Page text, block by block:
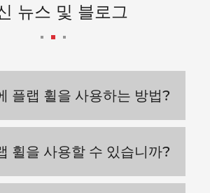
뉴스 및 블로그
플랩 휠을 사용하는 방법?
휠을 사용할 수 있습니까?